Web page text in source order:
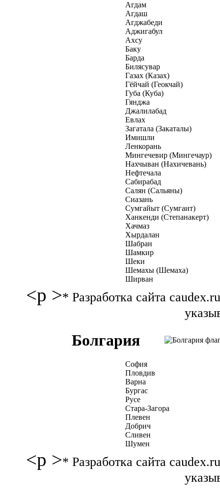
Агдам
Агдаш
Агджабеди
Аджигабул
Ахсу
Баку
Барда
Билясувар
Газах (Казах)
Гёйчай (Геокчай)
Губа (Куба)
Гянджа
Джалилабад
Евлах
Загатала (Закаталы)
Имишли
Ленкорань
Мингечевир (Мингечаур)
Нахчыван (Нахичевань)
Нефтечала
Сабирабад
Салян (Сальяны)
Сиазань
Сумгайыт (Сумгаит)
Ханкенди (Степанакерт)
Хачмаз
Хырдалан
Шабран
Шамкир
Шеки
Шемахы (Шемаха)
Ширван
<p >* Разработка сайта
Болгария
София
Пловдив
Варна
Бургас
Русе
Стара-Загора
Плевен
Добрич
Сливен
Шумен
<p >* Разработка сайта